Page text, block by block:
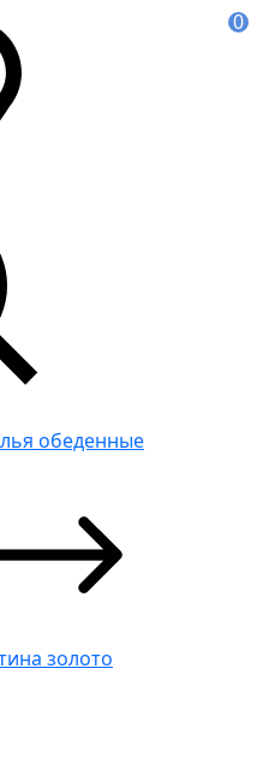
0
обеденные
золото